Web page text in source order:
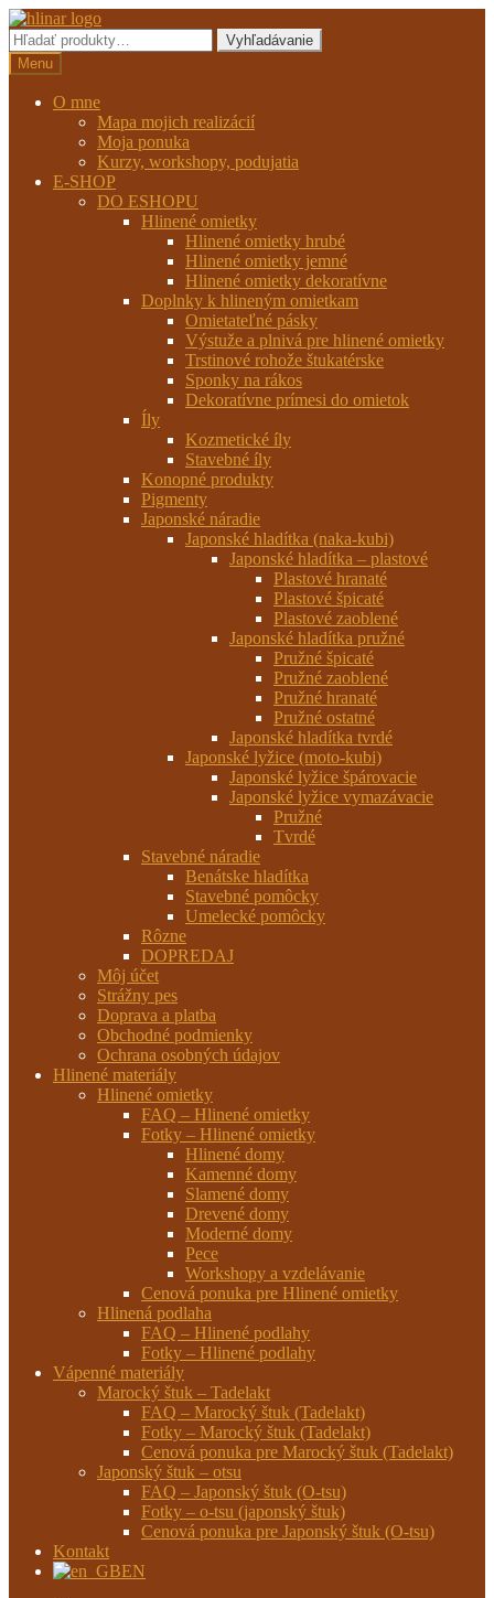
Preskočiť
na
navigáciu
Preskočiť
na
obsah
Hľadať:
Vyhľadávanie
Menu
O mne
Mapa mojich realizácií
Moja ponuka
Kurzy, workshopy, podujatia
E-SHOP
DO ESHOPU
Hlinené omietky
Hlinené omietky hrubé
Hlinené omietky jemné
Hlinené omietky dekoratívne
Doplnky k hlineným omietkam
Omietateľné pásky
Výstuže a plnivá pre hlinené omietky
Trstinové rohože štukatérske
Sponky na rákos
Dekoratívne prímesi do omietok
Íly
Kozmetické íly
Stavebné íly
Konopné produkty
Pigmenty
Japonské náradie
Japonské hladítka (naka-kubi)
Japonské hladítka – plastové
Plastové hranaté
Plastové špicaté
Plastové zaoblené
Japonské hladítka pružné
Pružné špicaté
Pružné zaoblené
Pružné hranaté
Pružné ostatné
Japonské hladítka tvrdé
Japonské lyžice (moto-kubi)
Japonské lyžice špárovacie
Japonské lyžice vymazávacie
Pružné
Tvrdé
Stavebné náradie
Benátske hladítka
Stavebné pomôcky
Umelecké pomôcky
Rôzne
DOPREDAJ
Môj účet
Strážny pes
Doprava a platba
Obchodné podmienky
Ochrana osobných údajov
Hlinené materiály
Hlinené omietky
FAQ – Hlinené omietky
Fotky – Hlinené omietky
Hlinené domy
Kamenné domy
Slamené domy
Drevené domy
Moderné domy
Pece
Workshopy a vzdelávanie
Cenová ponuka pre Hlinené omietky
Hlinená podlaha
FAQ – Hlinené podlahy
Fotky – Hlinené podlahy
Vápenné materiály
Marocký štuk – Tadelakt
FAQ – Marocký štuk (Tadelakt)
Fotky – Marocký štuk (Tadelakt)
Cenová ponuka pre Marocký štuk (Tadelakt)
Japonský štuk – otsu
FAQ – Japonský štuk (O-tsu)
Fotky – o-tsu (japonský štuk)
Cenová ponuka pre Japonský štuk (O-tsu)
Kontakt
EN